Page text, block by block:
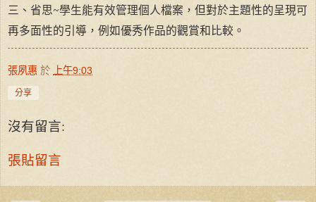
三、省思~學生能有效管理個人檔案，但對於主題性的呈現可
再多面性的引導，例如優秀作品的觀賞和比較。
張夙惠 於 上午9:03
分享
沒有留言:
張貼留言